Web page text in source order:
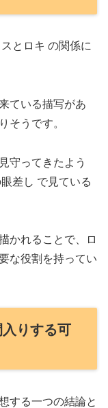
とロキ の関係に
ている描写があ
そうです。
守ってきたよう
差し で見ている
かれることで、ロ
な役割を持ってい
りする可
する一つの結論と